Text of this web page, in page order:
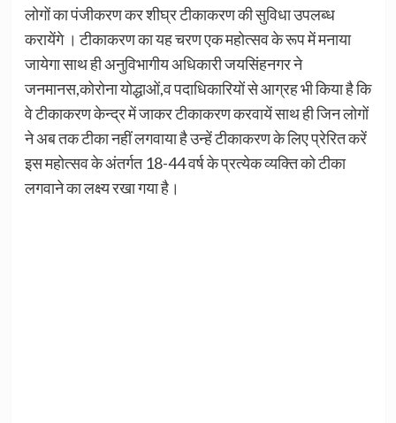
लोगों का पंजीकरण कर शीघ्र टीकाकरण की सुविधा उपलब्ध
करायेंगे । टीकाकरण का यह चरण एक महोत्सव के रूप में मनाया
जायेगा साथ ही अनुविभागीय अधिकारी जयसिंहनगर ने
जनमानस,कोरोना योद्धाओं,व पदाधिकारियों से आग्रह भी किया है कि
वे टीकाकरण केन्द्र में जाकर टीकाकरण करवायें साथ ही जिन लोगों
ने अब तक टीका नहीं लगवाया है उन्हें टीकाकरण के लिए प्रेरित करें
इस महोत्सव के अंतर्गत 18-44 वर्ष के प्रत्येक व्यक्ति को टीका
लगवाने का लक्ष्य रखा गया है।